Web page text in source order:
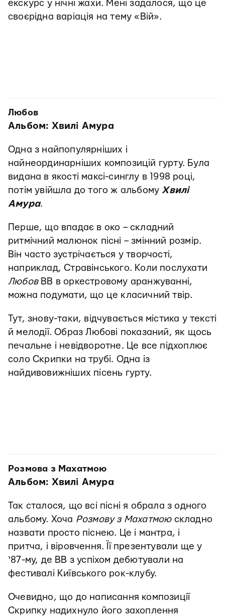
екскурс у нічні жахи. Мені задалося, що це
своєрідна варіація на тему «Вій».
Любов
Альбом: Хвилі Амура
Одна з найпопулярніших і
найнеординарніших композицій гурту. Була
видана в якості максі-синглу в 1998 році,
потім увійшла до того ж альбомуХвилі
Амура.
Перше, що впадає в око – складний
ритмічний малюнок пісні – змінний розмір.
Він часто зустрічається у творчості,
наприклад, Стравінського. Коли послухати
ЛюбовВВ в оркестровому аранжуванні,
можна подумати, що це класичний твір.
Тут, знову-таки, відчувається містика у тексті
й мелодії. Образ Любові показаний, як щось
печальне і невідворотне. Це все підхоплює
соло Скрипки на трубі. Одна із
найдивовижніших пісень гурту.
Розмова з Махатмою
Альбом: Хвилі Амура
Так сталося, що всі пісні я обрала з одного
альбому. Хоча Розмову з Махатмоюскладно
назвати просто піснею. Це і мантра, і
притча, і віровчення. Її презентували ще у
‘87-му, де ВВ з успіхом дебютували на
фестивалі Київського рок-клубу.
Очевидно, що до написання композиції
Скрипку надихнуло його захоплення